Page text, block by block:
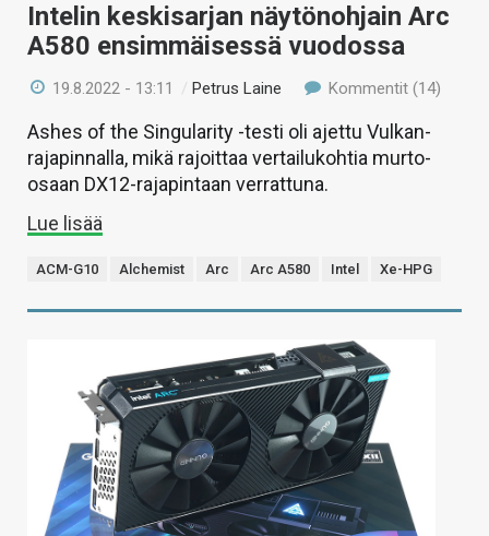
Intelin keskisarjan näytönohjain Arc
A580 ensimmäisessä vuodossa
19.8.2022 - 13:11 /Petrus Laine Kommentit (14)
Ashes of the Singularity -testi oli ajettu Vulkan-
rajapinnalla, mikä rajoittaa vertailukohtia murto-
osaan DX12-rajapintaan verrattuna.
Lue lisää
ACM-G10 Alchemist Arc Arc A580 Intel Xe-HPG